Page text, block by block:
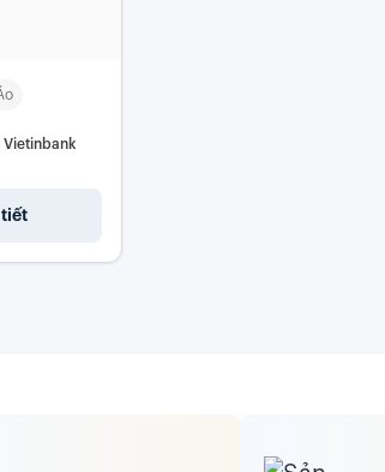
Vietinbank